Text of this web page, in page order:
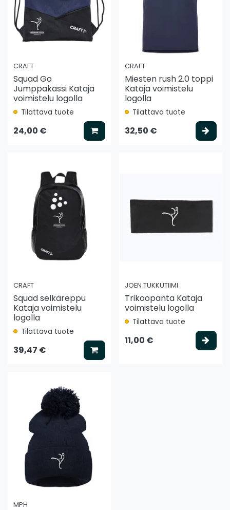
CRAFT
Squad Go
Jumppakassi Kataja
voimistelu logolla
Tilattava tuote
24,00 € Lisää koriin
CRAFT
Miesten rush 2.0 toppi
Kataja voimistelu
logolla
Tilattava tuote
32,50 €
CRAFT
Squad selkäreppu
Kataja voimistelu
logolla
Tilattava tuote
39,47 € Lisää koriin
JOEN TUKKUTIIMI
Trikoopanta Kataja
voimistelu logolla
Tilattava tuote
11,00 €
MPH